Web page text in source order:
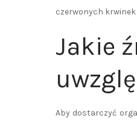
czerwonych krwinek
Jakie
Aby dostarczyć